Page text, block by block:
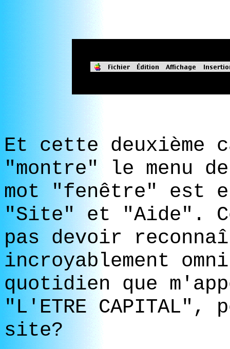
Et cette deuxième
"montre" le menu
mot "fenêtre" est
"Site" et "Aide".
pas devoir
incroyablement
quotidien que
"L'ETRE
site?